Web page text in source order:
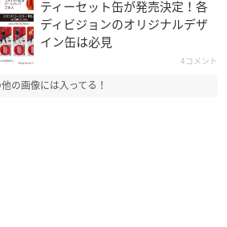
ティーセット缶が発売決定！各
ディビジョンのオリジナルデザ
イン缶は必見
4コメント
の画像には入ってる！